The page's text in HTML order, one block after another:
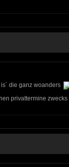
die ganz woanders
privattermine